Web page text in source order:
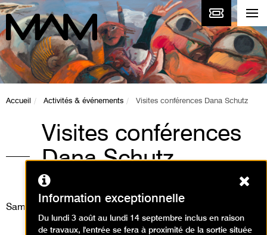
Accueil Activités & événements Visites conférences Dana Schutz
Visites conférences
Dana Schutz
Visites
Samedi 27 janvier 2024
Information exceptionnelle
Du lundi 3 août au lundi 14 septembre inclus en raison
de travaux, l'entrée se fera à proximité de la sortie située